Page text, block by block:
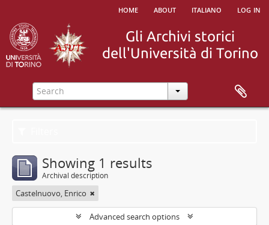
home about italiano log in
Showing 1 results
Archival description
Castelnuovo, Enrico
Advanced search options